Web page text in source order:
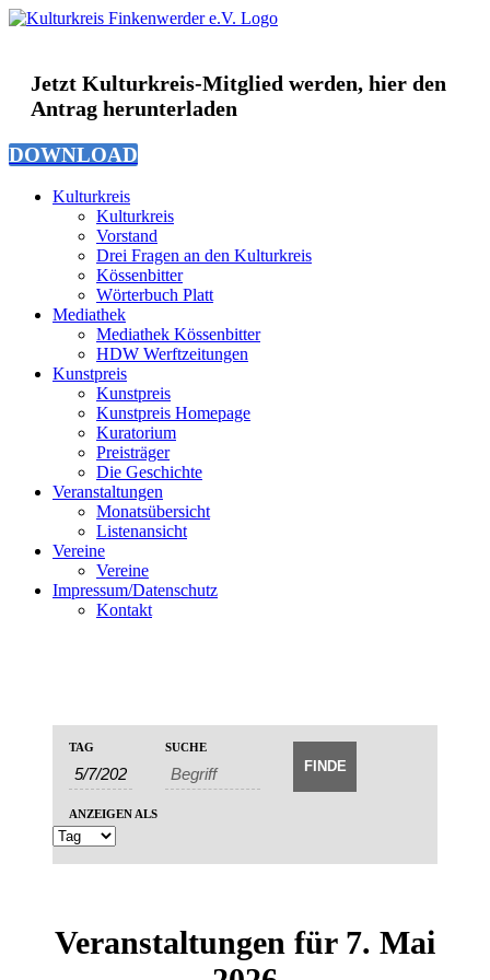
Zum
Jetzt Kulturkreis-Mitglied werden, hier den
Antrag herunterladen
DOWNLOAD
Kulturkreis
Kulturkreis
Vorstand
Drei Fragen an den Kulturkreis
Kössenbitter
Wörterbuch Platt
Mediathek
Mediathek Kössenbitter
HDW Werftzeitungen
Kunstpreis
Kunstpreis
Kunstpreis Homepage
Kuratorium
Preisträger
Die Geschichte
Veranstaltungen
Monatsübersicht
Listenansicht
Vereine
Vereine
Impressum/Datenschutz
Kontakt
Veranstaltungen
Suche
und
Ansichten,
Navigation
TAG SUCHE
Veranstaltung
Ansichten-
ANZEIGEN ALS
Veranstaltungen für 7. Mai